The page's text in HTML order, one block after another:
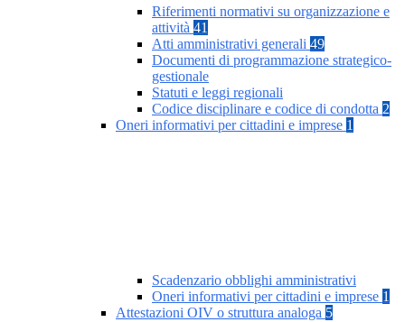
Riferimenti normativi su organizzazione e
attività 41
Atti amministrativi generali 49
Documenti di programmazione strategico-
gestionale
Statuti e leggi regionali
Codice disciplinare e codice di condotta 2
Oneri informativi per cittadini e imprese 1
Scadenzario obblighi amministrativi
Oneri informativi per cittadini e imprese 1
Attestazioni OIV o struttura analoga 5